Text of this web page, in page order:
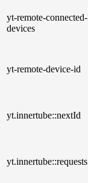
yt-remote-connected-
devices
yt-remote-device-id
yt.innertube::nextId
yt.innertube::requests